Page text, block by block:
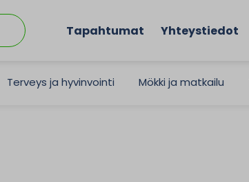
Tapahtumat Yhteystiedot
Terveys ja hyvinvointi Mökki ja matkailu